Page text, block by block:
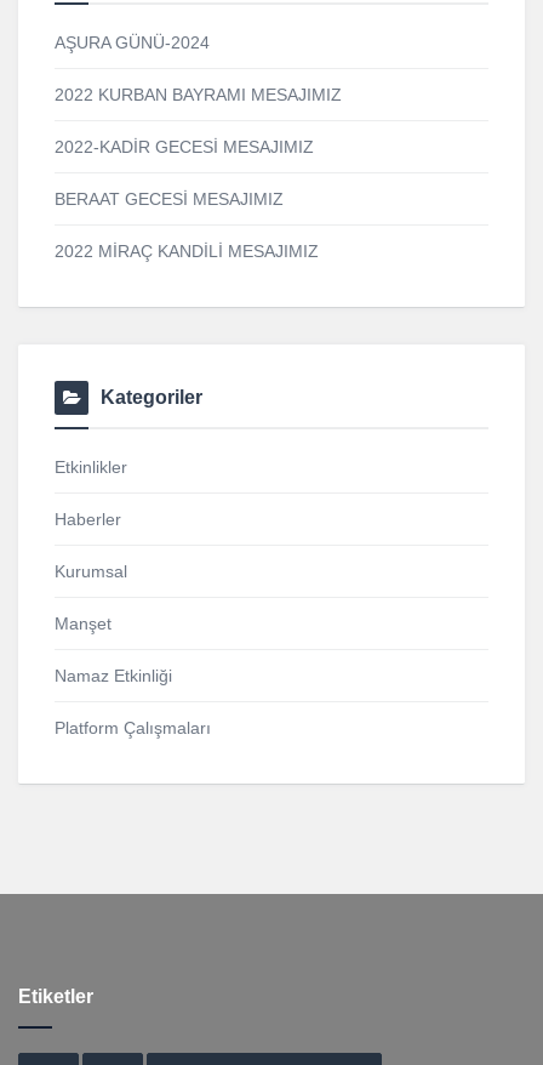
AŞURA GÜNÜ-2024
2022 KURBAN BAYRAMI MESAJIMIZ
2022-KADİR GECESİ MESAJIMIZ
BERAAT GECESİ MESAJIMIZ
2022 MİRAÇ KANDİLİ MESAJIMIZ
Kategoriler
Etkinlikler
Haberler
Kurumsal
Manşet
Namaz Etkinliği
Platform Çalışmaları
Etiketler